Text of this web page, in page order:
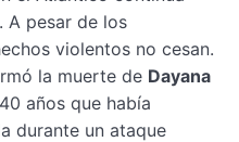
A pesar de los
violentos no cesan.
la muerte de Dayana
años que había
durante un ataque